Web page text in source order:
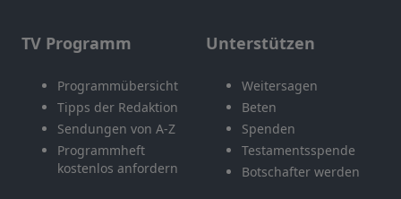
TV Programm
Programmübersicht
Tipps der Redaktion
Sendungen von A-Z
Programmheft
kostenlos anfordern
Unterstützen
Weitersagen
Beten
Spenden
Testamentsspende
Botschafter werden